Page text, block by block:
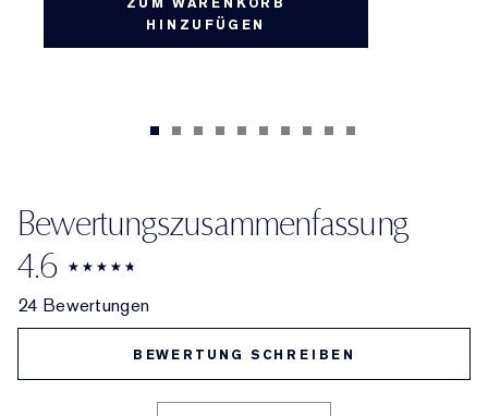
HINZUFÜGEN
Bewertungszusammenfassung
4.6
24 Bewertungen
BEWERTUNG SCHREIBEN